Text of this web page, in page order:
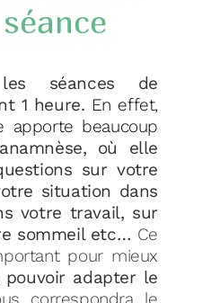
séances de
1 heure. En effet,
apporte beaucoup
où elle
sur votre
situation dans
votre travail, sur
sommeil etc… Ce
pour mieux
adapter le
correspondra le